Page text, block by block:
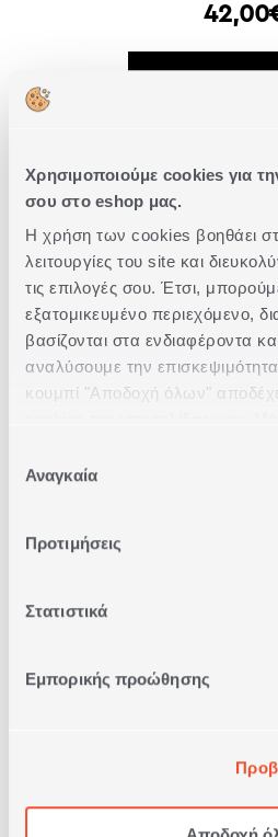
Χρησιμοποιούμε cookies για
σου στο eshop μας.
Η χρήση των cookies βοηθάει
λειτουργίες του site και
τις επιλογές σου. Έτσι,
εξατομικευμένο περιεχόμενο,
βασίζονται στα ενδιαφέροντα
αναλύσουμε την
κουμπί "Αποδοχή όλων"
"Προσαρμογή".
συγκατάθεσης
Αναγκαία
Προτιμήσεις
Στατιστικά
Εμπορικής προώθησης